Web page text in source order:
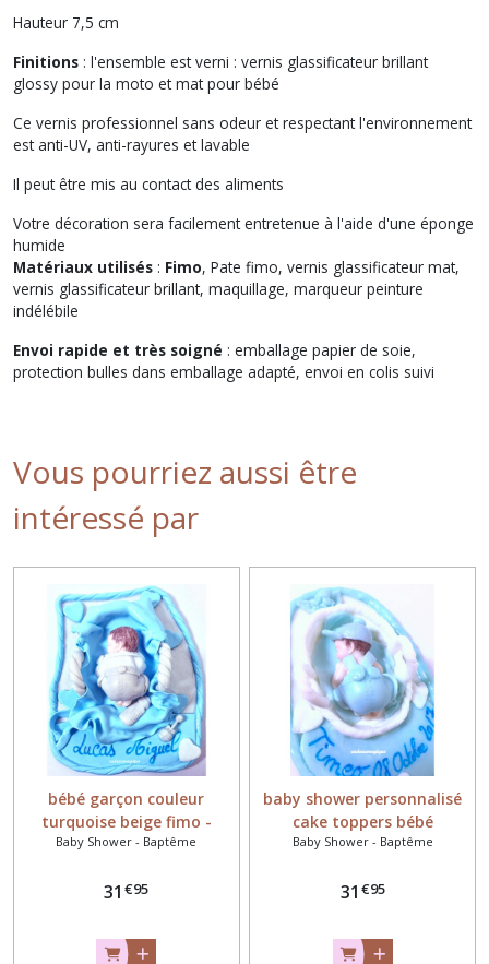
Hauteur 7,5 cm
Finitions : l'ensemble est verni : vernis glassificateur brillant
glossy pour la moto et mat pour bébé
Ce vernis professionnel sans odeur et respectant l'environnement
est anti-UV, anti-rayures et lavable
Il peut être mis au contact des aliments
Votre décoration sera facilement entretenue à l'aide d'une éponge
humide
Matériaux utilisés : Fimo, Pate fimo, vernis glassificateur mat,
vernis glassificateur brillant, maquillage, marqueur peinture
indélébile
Envoi rapide et très soigné : emballage papier de soie,
protection bulles dans emballage adapté, envoi en colis suivi
Vous pourriez aussi être
intéressé par
bébé garçon couleur
turquoise beige fimo -
cadeau naissance
Baby Shower - Baptême
31 €95
baby shower personnalisé
cake toppers bébé
Baby Shower - Baptême
31 €95